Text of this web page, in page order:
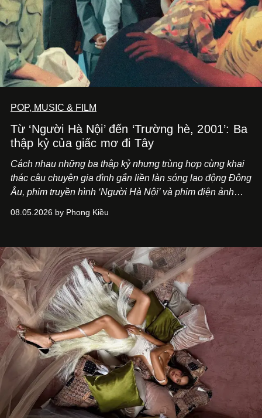
POP, MUSIC & FILM
Từ ‘Người Hà Nội’ đến ‘Trường hè, 2001’: Ba
thập kỷ của giấc mơ đi Tây
Cách nhau những ba thập kỷ nhưng trùng hợp cùng khai
thác câu chuyện gia đình gắn liền làn sóng lao động Đông
Âu, phim truyền hình ‘Người Hà Nội’ và phim điện ảnh
chọn một thuở thịnh hành.
08.05.2026 by Phong Kiều